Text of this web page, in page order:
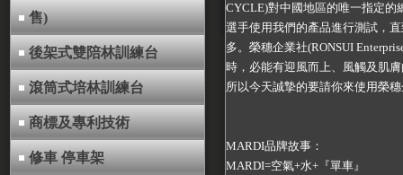
售)
後架式雙陪林訓練台
滾筒式培林訓練台
商標及專利技術
修車 停車架
CYCLE)對中國地區的唯一指定
選手使用我們的產品進行測試，
多。榮穗企業社(RONSUI
時，必能有迎風而上、風觸及肌
所以今天誠摯的要請你來使用榮
MARDI品牌故事：
MARDI=空氣+水+『單車』